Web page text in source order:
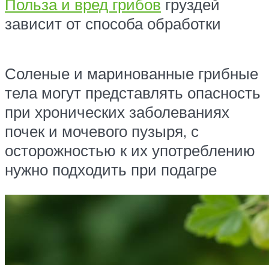
Польза и вред грибов груздей
зависит от способа обработки
Соленые и маринованные грибные
тела могут представлять опасность
при хронических заболеваниях
почек и мочевого пузыря, с
осторожностью к их употреблению
нужно подходить при подагре